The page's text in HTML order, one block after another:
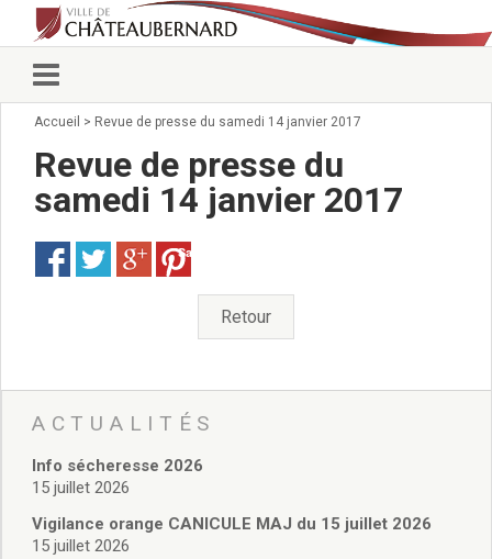
Vie municipale
Conseillers municipaux
Commissions 2026
Arrêtés du Maire
Services municipaux
Pour venir nous voir
administratives
Services Techniques
Affaires Scolaires
Vie associative
Police Municipale/règlementation
Cimetière/réglementation funéraire
Accueil > Revue de presse du samedi 14 janvier 2017
Revue de presse du
samedi 14 janvier 2017
Save
Retour
ACTUALITÉS
Info sécheresse 2026
15 juillet 2026
Vigilance orange CANICULE MAJ du 15 juillet 2026
15 juillet 2026